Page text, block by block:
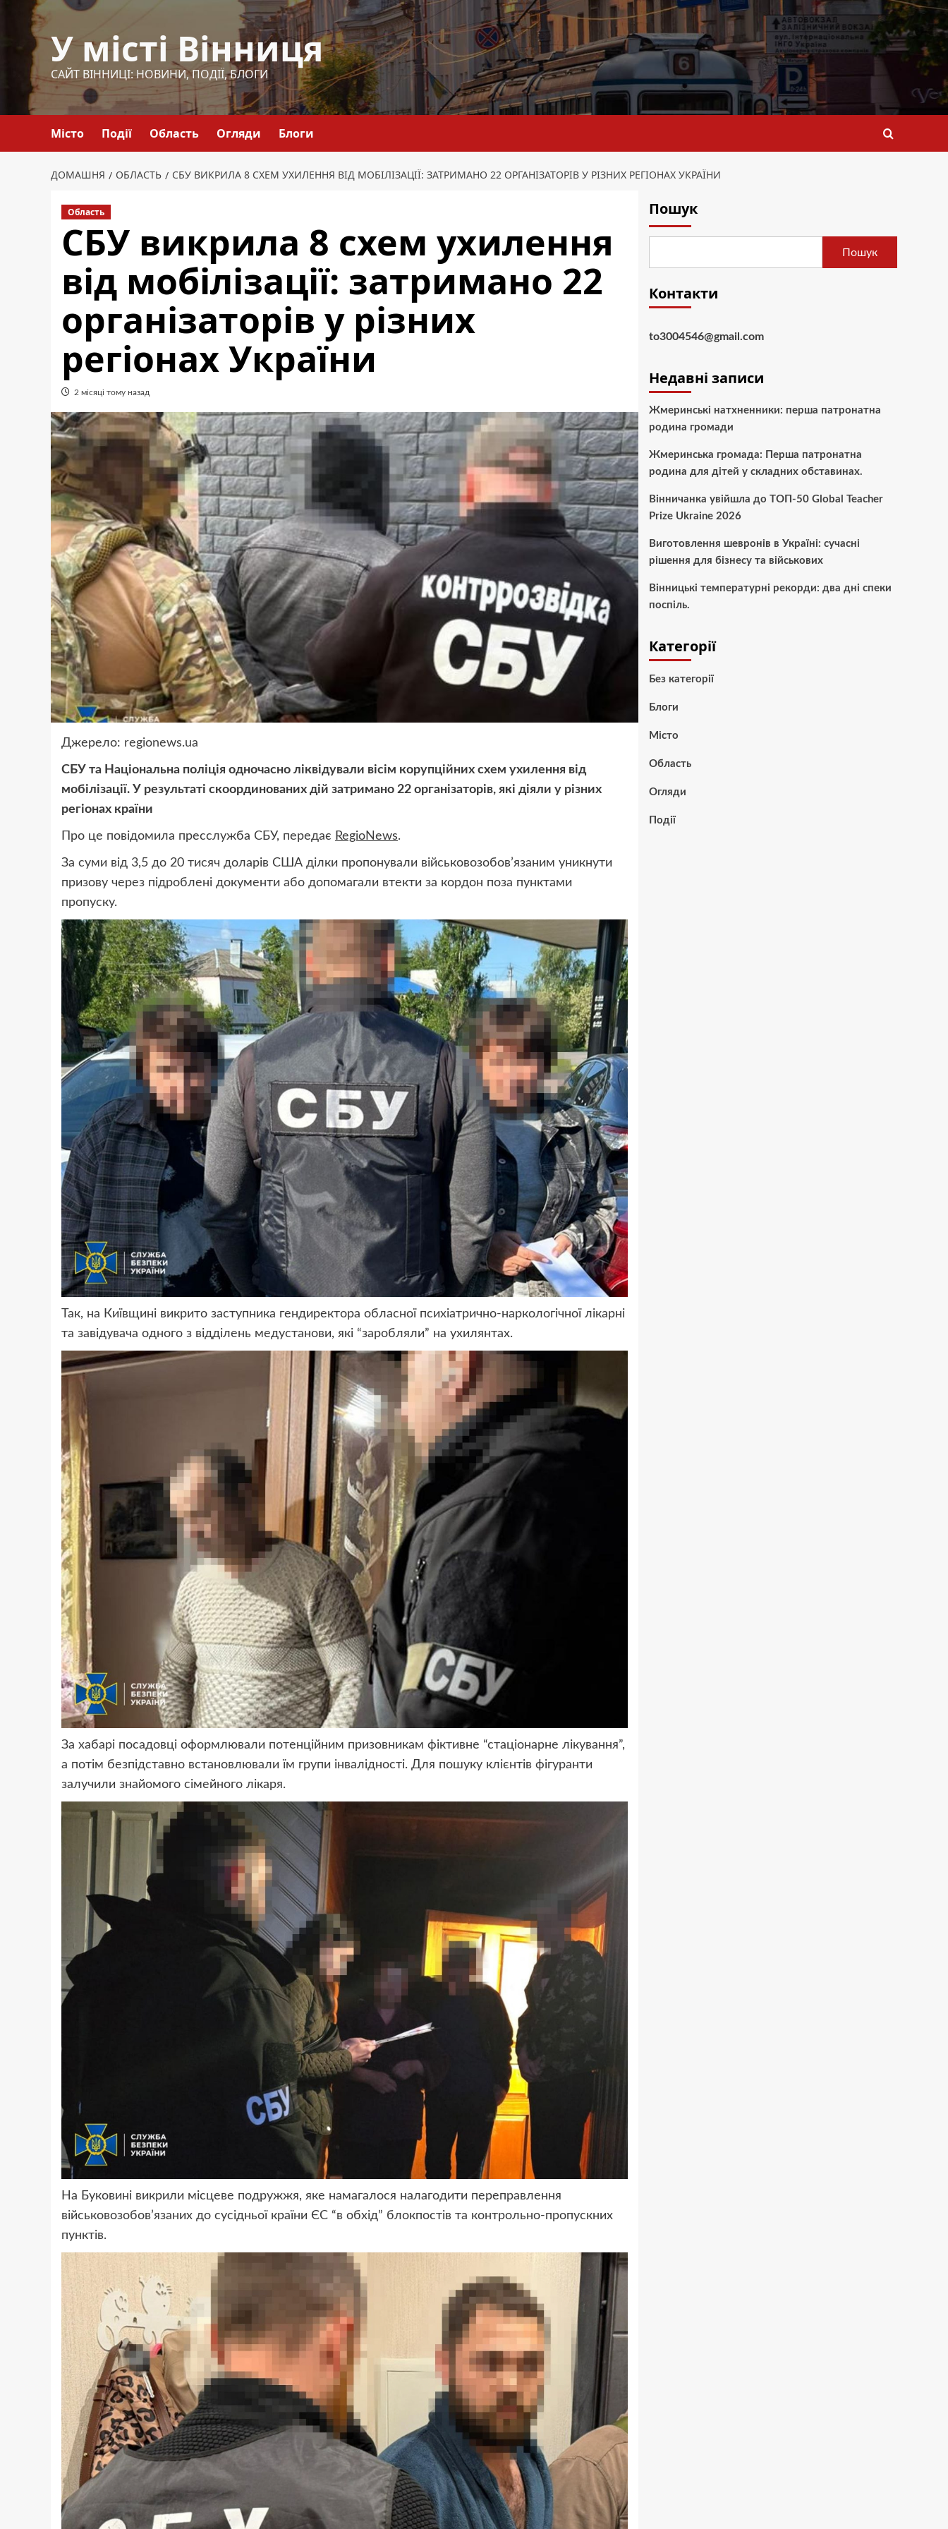
Перейти
У місті Вінниця
САЙТ ВІННИЦІ: НОВИНИ, ПОДІЇ, БЛОГИ
Місто Події Область Огляди Блоги
ДОМАШНЯ ОБЛАСТЬ СБУ ВИКРИЛА 8 СХЕМ УХИЛЕННЯ ВІД МОБІЛІЗАЦІЇ: ЗАТРИМАНО 22 ОРГАНІЗАТОРІВ У РІЗНИХ РЕГІОНАХ УКРАЇНИ
Область
СБУ викрила 8 схем ухилення
від мобілізації: затримано 22
організаторів у різних
регіонах України
2 місяці тому назад
Джерело: regionews.ua
СБУ та Національна поліція одночасно ліквідували вісім корупційних схем ухилення від
мобілізації. У результаті скоординованих дій затримано 22 організаторів, які діяли у різних
регіонах країни
Про це повідомила пресслужба СБУ, передає RegioNews.
За суми від 3,5 до 20 тисяч доларів США ділки пропонували військовозобов’язаним уникнути
призову через підроблені документи або допомагали втекти за кордон поза пунктами
пропуску.
Так, на Київщині викрито заступника гендиректора обласної психіатрично-наркологічної лікарні
та завідувача одного з відділень медустанови, які “заробляли” на ухилянтах.
За хабарі посадовці оформлювали потенційним призовникам фіктивне “стаціонарне лікування”,
а потім безпідставно встановлювали їм групи інвалідності. Для пошуку клієнтів фігуранти
залучили знайомого сімейного лікаря.
На Буковині викрили місцеве подружжя, яке намагалося налагодити переправлення
військовозобов’язаних до сусідньої країни ЄС “в обхід” блокпостів та контрольно-пропускних
пунктів.
Пошук
Пошук
Контакти
to3004546@gmail.com
Недавні записи
Жмеринські натхненники: перша патронатна
родина громади
Жмеринська громада: Перша патронатна
родина для дітей у складних обставинах.
Вінничанка увійшла до ТОП-50 Global Teacher
Prize Ukraine 2026
Виготовлення шевронів в Україні: сучасні
рішення для бізнесу та військових
Вінницькі температурні рекорди: два дні спеки
поспіль.
Категорії
Без категорії
Блоги
Місто
Область
Огляди
Події